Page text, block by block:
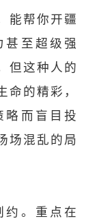
能帮你开疆
至超级强
但这种人的
的精彩，
而盲目投
场混乱的局
。重点在